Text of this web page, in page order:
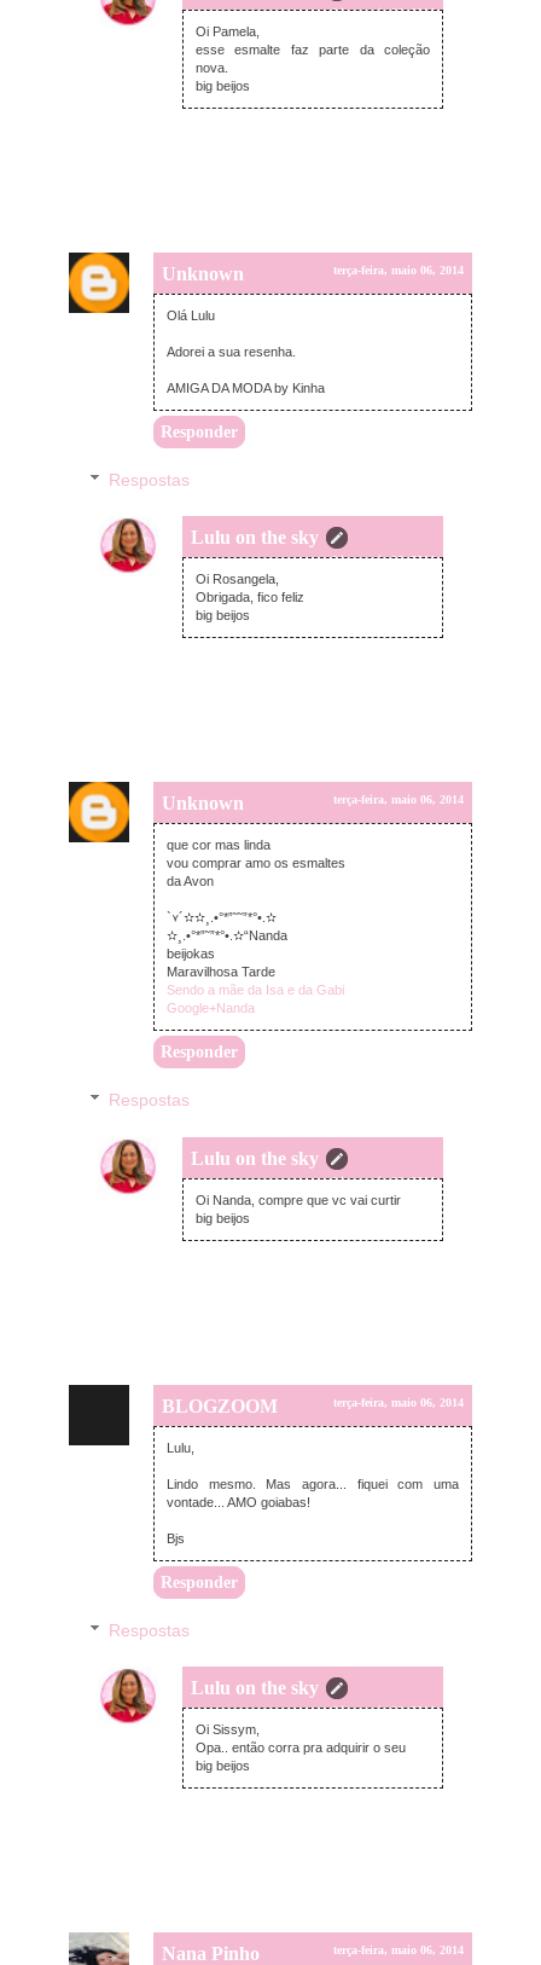
terça-feira, maio 06, 2014
Oi Pamela,
esse esmalte faz parte da coleção
nova.
big beijos
Unknown terça-feira, maio 06, 2014
Olá Lulu
Adorei a sua resenha.
AMIGA DA MODA by Kinha
Responder
Respostas
Lulu on the sky
terça-feira, maio 06, 2014
Oi Rosangela,
Obrigada, fico feliz
big beijos
Unknown terça-feira, maio 06, 2014
que cor mas linda
vou comprar amo os esmaltes
da Avon
`⋎´✫✫¸.•°*”˜˜”*°•.✫
✫¸.•°*”˜”*°•.✫“Nanda
beijokas
Maravilhosa Tarde
Sendo a mãe da Isa e da Gabi
Google+Nanda
Responder
Respostas
Lulu on the sky
terça-feira, maio 06, 2014
Oi Nanda, compre que vc vai curtir
big beijos
BLOGZOOM terça-feira, maio 06, 2014
Lulu,
Lindo mesmo. Mas agora... fiquei com uma
vontade... AMO goiabas!
Bjs
Responder
Respostas
Lulu on the sky
terça-feira, maio 06, 2014
Oi Sissym,
Opa.. então corra pra adquirir o seu
big beijos
Nana Pinho terça-feira, maio 06, 2014